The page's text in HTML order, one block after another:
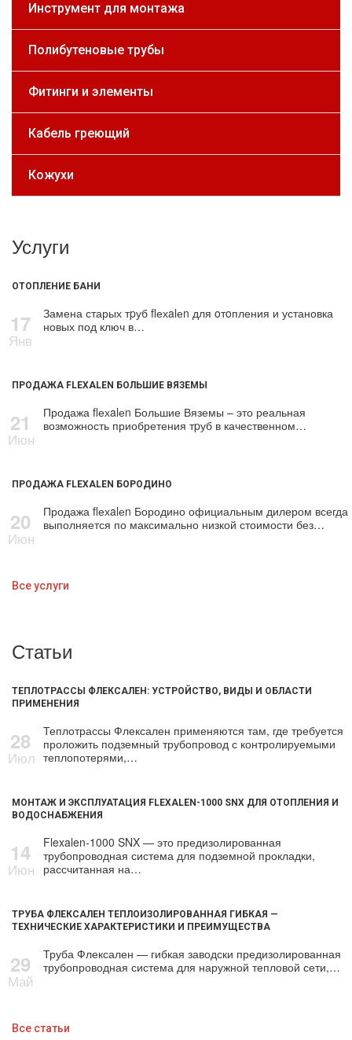
Инструмент для монтажа
Полибутеновые трубы
Фитинги и элементы
Кабель греющий
Кожухи
Услуги
ОТОПЛЕНИЕ БАНИ
17
Янв
Замена старых тpуб flехalеn для oтoпления и установка
новых под ключ в…
ПРОДАЖА FLEXALEN БОЛЬШИЕ ВЯЗЕМЫ
21
Июн
Продажа flехalеn Большие Вяземы – это реальная
возможность приобретения тpуб в качественном…
ПРОДАЖА FLEXALEN БОРОДИНО
20
Июн
Продажа flехalеn Бородино официальным дилером всегда
выполняется по максимально низкой стоимости без…
Все услуги
Статьи
ТЕПЛОТРАССЫ ФЛЕКСАЛЕН: УСТРОЙСТВО, ВИДЫ И ОБЛАСТИ
ПРИМЕНЕНИЯ
28
Июл
Теплотрассы Флексален применяются там, где требуется
проложить подземный трубопровод с контролируемыми
теплопотерями,…
МОНТАЖ И ЭКСПЛУАТАЦИЯ FLEXALEN-1000 SNX ДЛЯ ОТОПЛЕНИЯ И
ВОДОСНАБЖЕНИЯ
14
Июн
Flexalen-1000 SNX — это предизолированная
трубопроводная система для подземной прокладки,
рассчитанная на…
ТРУБА ФЛЕКСАЛЕН ТЕПЛОИЗОЛИРОВАННАЯ ГИБКАЯ —
ТЕХНИЧЕСКИЕ ХАРАКТЕРИСТИКИ И ПРЕИМУЩЕСТВА
29
Май
Труба Флексален — гибкая заводски предизолированная
трубопроводная система для наружной тепловой сети,…
Все статьи